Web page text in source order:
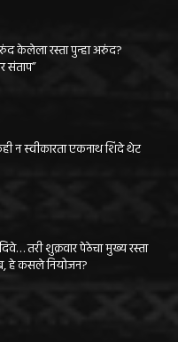
केलेला रस्ता पुन्हा अरुंद?
संताप”
न स्वीकारता एकनाथ शिंदे थेट
तरी शुक्रवार पेठेचा मुख्य रस्ता
हे कसले नियोजन?